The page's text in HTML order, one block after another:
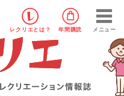
レクリエ とは？ 年間購読 メニュー